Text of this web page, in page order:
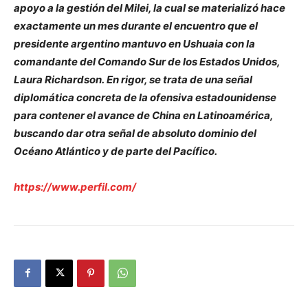
apoyo a la gestión del Milei, la cual se materializó hace
exactamente un mes durante el encuentro que el
presidente argentino mantuvo en Ushuaia con la
comandante del Comando Sur de los Estados Unidos,
Laura Richardson. En rigor, se trata de una señal
diplomática concreta de la ofensiva estadounidense
para contener el avance de China en Latinoamérica,
buscando dar otra señal de absoluto dominio del
Océano Atlántico y de parte del Pacífico.
https://www.perfil.com/